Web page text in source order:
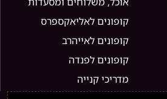
קופונים לאליאקספרס
קופונים לאייהרב
קופונים לפנדה
מדריכי קנייה